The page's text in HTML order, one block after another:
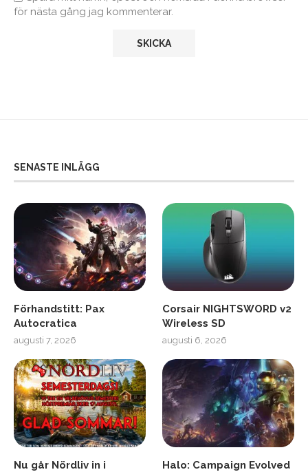
för nästa gång jag kommenterar.
SENASTE INLÄGG
Förhandstitt: Pax
Autocratica
augusti 7, 2026
Corsair NIGHTSWORD v2
Wireless SD
augusti 6, 2026
Nu går Nördliv in i
Halo: Campaign Evolved